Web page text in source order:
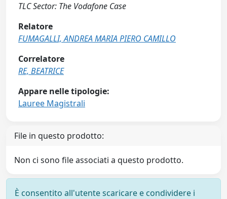
TLC Sector: The Vodafone Case
Relatore
FUMAGALLI, ANDREA MARIA PIERO CAMILLO
Correlatore
RE, BEATRICE
Appare nelle tipologie:
Lauree Magistrali
File in questo prodotto:
Non ci sono file associati a questo prodotto.
È consentito all'utente scaricare e condividere i